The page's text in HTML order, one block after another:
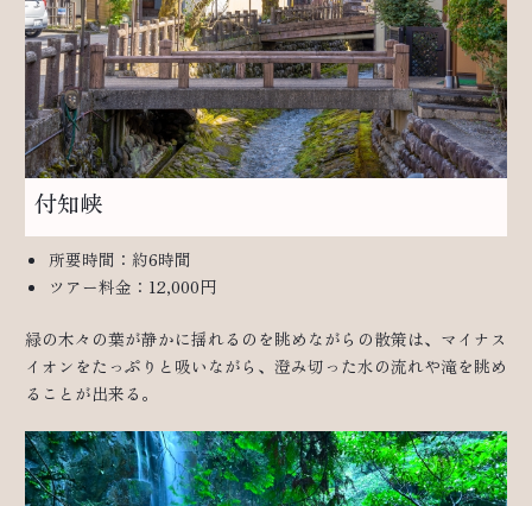
付知峡
所要時間：約6時間
ツアー料金：12,000円
緑の木々の葉が静かに揺れるのを眺めながらの散策は、マイナス
イオンをたっぷりと吸いながら、澄み切った水の流れや滝を眺め
ることが出来る。